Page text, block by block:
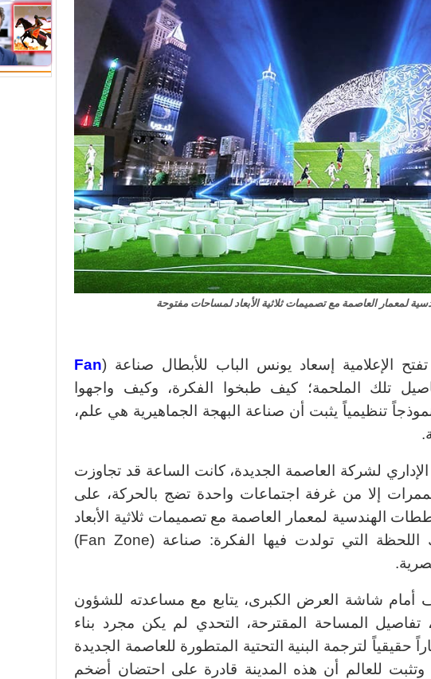
لمعمار العاصمة مع تصميمات ثلاثية الأبعاد لمساحات مفتوحة
الإعلامية إسعاد يونس الباب للأبطال صناعة (Fan
تلك الملحمة؛ كيف طبخوا الفكرة، وكيف واجهوا
تنظيمياً يثبت أن صناعة البهجة الجماهيرية هي علم،
لشركة العاصمة الجديدة، كانت الساعة قد تجاوزت
إلا من غرفة اجتماعات واحدة تضج بالحركة، على
الهندسية لمعمار العاصمة مع تصميمات ثلاثية الأبعاد
لمساحات مفتوحة، كانت تلك اللحظة التي تولدت فيها الفكرة: صناعة (Fan Zone)
شاشة العرض الكبرى، يتابع مع مساعدته للشؤون
تفاصيل المساحة المقترحة، التحدي لم يكن مجرد بناء
حقيقياً لترجمة البنية التحتية المتطورة للعاصمة الجديدة
وتثبت للعالم أن هذه المدينة قادرة على احتضان أضخم